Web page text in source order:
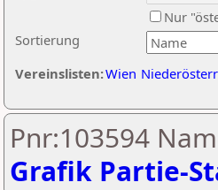
Sortierung
Nur
Vereinslisten:Wien
Pnr:103594
Grafik Partie-